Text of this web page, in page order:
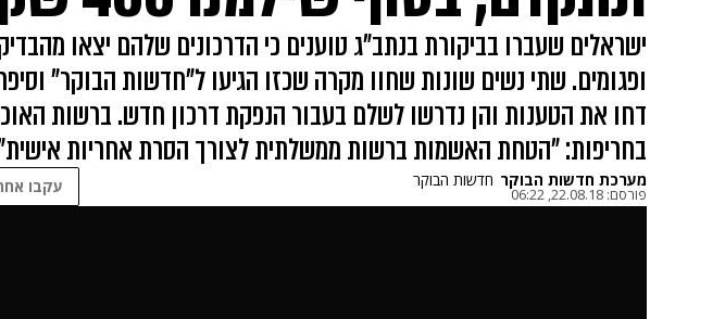
ישראלים שעברו בביקורת בנתב"ג טוענים כי הדרכונים שלהם יצאו
ופגומים. שתי נשים שונות שחוו מקרה שכזו הגיעו ל"חדשות הבוקר"
דחו את הטענות והן נדרשו לשלם בעבור הנפקת דרכון חדש. ברשות
בחריפות: "הטחת האשמות ברשות ממשלתית לצורך הסרת אחריות
מערכת חדשות הבוקר חדשות הבוקר
פורסם: 22.08.18, 06:22 עקבו